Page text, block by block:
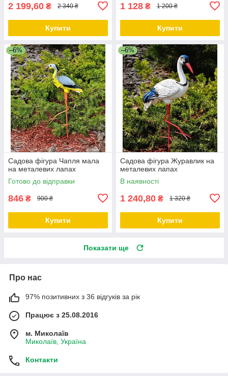
2 199,60 ₴ 2 340 ₴
Купити
1 128 ₴ 1 200 ₴
Купити
–6%
Садова фігура Чапля мала
на металевих лапах
Готово до відправки
846 ₴ 900 ₴
Купити
–6%
Садова фігура Журавлик на
металевих лапах
В наявності
1 240,80 ₴ 1 320 ₴
Купити
Показати ще
Про нас
97% позитивних з 36 відгуків за рік
Працює з 25.08.2016
м. Миколаїв
Миколаїв, Україна
Контакти